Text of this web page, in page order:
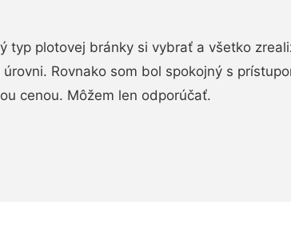
typ plotovej bránky si vybrať a všetko
Rovnako som bol spokojný s
cenou. Môžem len odporúčať.